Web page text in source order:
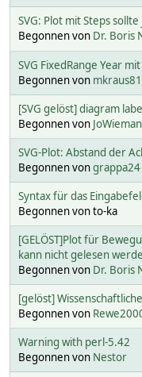
SVG: Plot mit Steps
Begonnen von Dr. Boris
SVG FixedRange Year
Begonnen von mkraus81
[SVG gelöst] diagram
Begonnen von
SVG-Plot: Abstand der
Begonnen vongrappa24
Syntax für das
Begonnen von to-ka
[GELÖST]Plot für
kann nicht gelesen
Begonnen von Dr. Boris
[gelöst]
Begonnen von
Warning with perl-5.42
Begonnen von Nestor